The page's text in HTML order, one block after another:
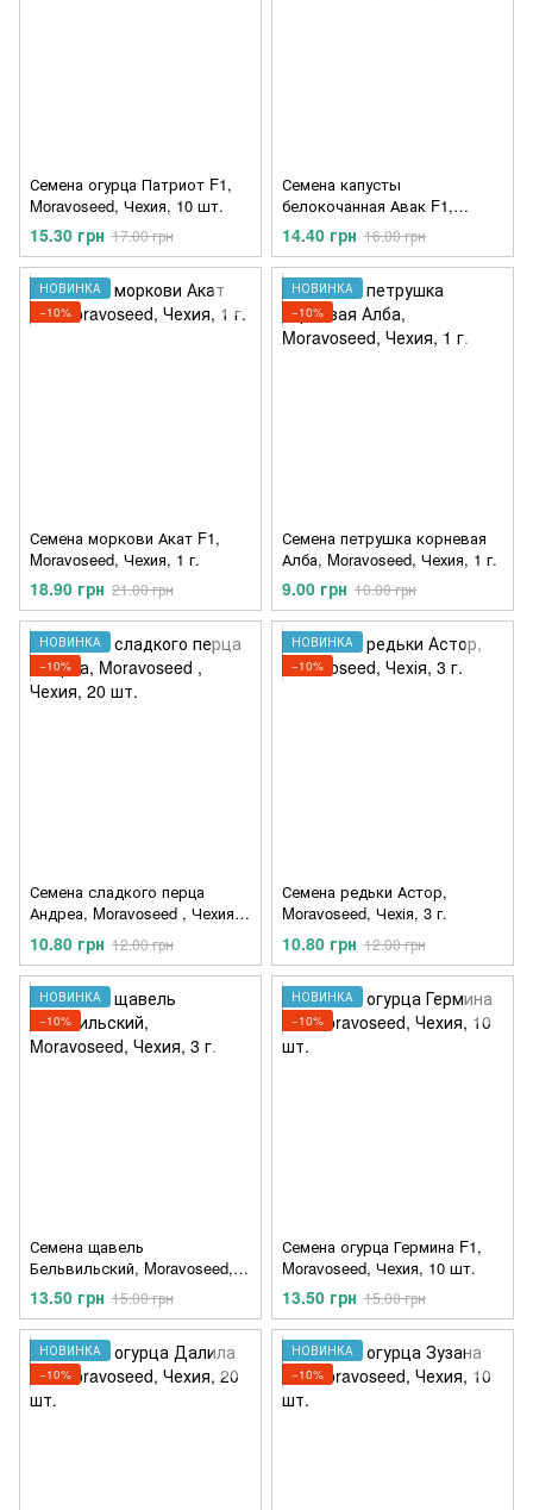
Семена огурца Патриот F1,
Moravoseed, Чехия, 10 шт.
15.30 грн 17.00 грн
Семена капусты
белокочанная Авак F1,
Moravoseed, Чехия, 20 шт.
14.40 грн 16.00 грн
НОВИНКА
−10%
Семена моркови Акат F1,
Moravoseed, Чехия, 1 г.
18.90 грн 21.00 грн
НОВИНКА
−10%
Семена петрушка корневая
Алба, Moravoseed, Чехия, 1 г.
9.00 грн 10.00 грн
НОВИНКА
−10%
Семена сладкого перца
Андреа, Moravoseed , Чехия,
20 шт.
10.80 грн 12.00 грн
НОВИНКА
−10%
Семена редьки Астор,
Moravoseed, Чехія, 3 г.
10.80 грн 12.00 грн
НОВИНКА
−10%
Семена щавель
Бельвильский, Moravoseed,
Чехия, 3 г.
13.50 грн 15.00 грн
НОВИНКА
−10%
Семена огурца Гермина F1,
Moravoseed, Чехия, 10 шт.
13.50 грн 15.00 грн
НОВИНКА
−10%
НОВИНКА
−10%